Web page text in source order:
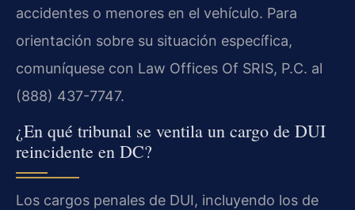
accidentes o menores en el vehículo. Para
orientación sobre su situación específica,
comuníquese con Law Offices Of SRIS, P.C. al
(888) 437-7747.
¿En qué tribunal se ventila un cargo de DUI
reincidente en DC?
Los cargos penales de DUI, incluyendo los de